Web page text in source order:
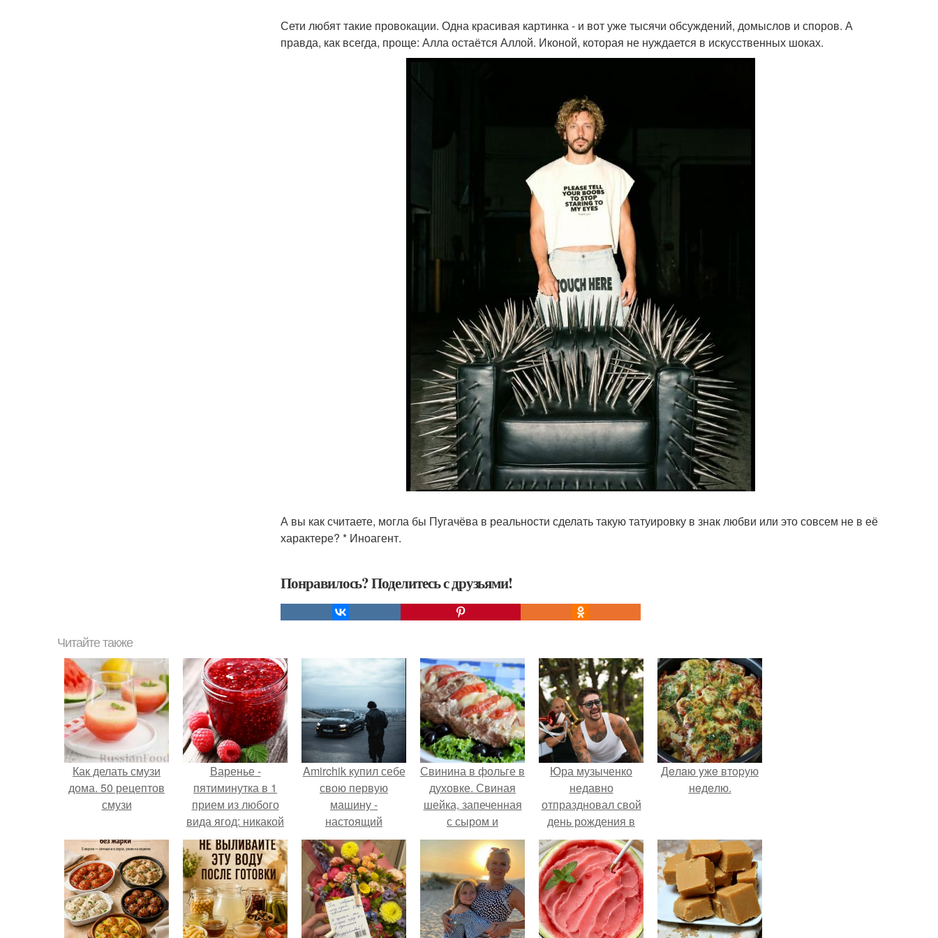
Сети любят такие провокации. Одна красивая картинка - и вот уже тысячи обсуждений, домыслов и споров. А
правда, как всегда, проще: Алла остаётся Аллой. Иконой, которая не нуждается в искусственных шоках.
А вы как считаете, могла бы Пугачёва в реальности сделать такую татуировку в знак любви или это совсем не в её
характере? * Иноагент.
Понравилось? Поделитесь с друзьями!
Читайте также
Как делать смузи
дома. 50 рецептов
смузи
Варенье -
пятиминутка в 1
прием из любого
вида ягод: никакой
длительной варки,
все витамины на
месте!
Amirchik купил себе
свою первую
машину -
настоящий
автомобиль мечты
для многих
автолюбителей.
Свинина в фольге в
духовке. Свиная
шейка, запеченная
с сыром и
помидорами.
Юра музыченко
недавно
отпраздновал свой
день рождения в
кругу самых
близких и родных
людей.
Дeлaю yжe втopую
нeдeлю.